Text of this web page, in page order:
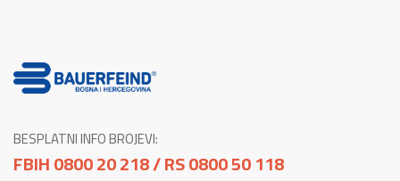
BESPLATNI INFO BROJEVI:
FBIH 0800 20 218 / RS 0800 50 118